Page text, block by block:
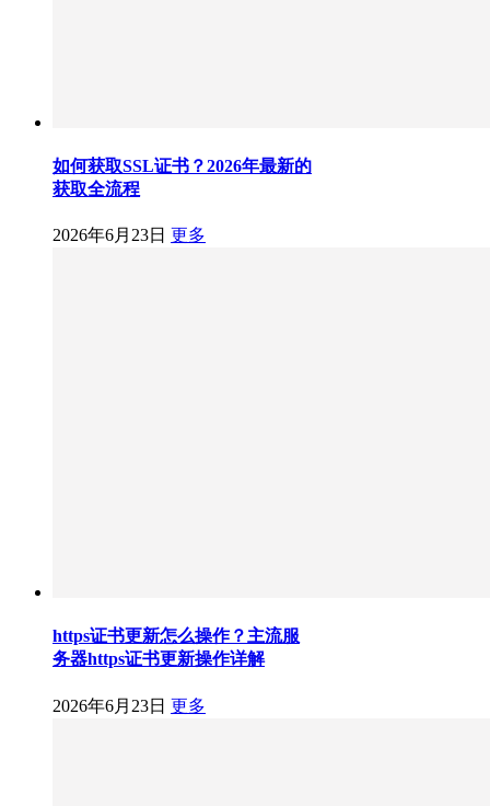
如何获取SSL证书？2026年最新的
获取全流程
2026年6月23日 更多
https证书更新怎么操作？主流服
务器https证书更新操作详解
2026年6月23日 更多